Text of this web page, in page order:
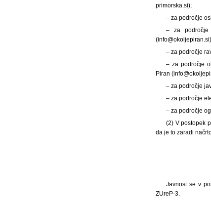
primorska.si);
– za področje
– za
– za področje
– za področje
Piran
– za področje
– za področje
– za področje
(2) V postopek
da je to zaradi
Javnost se v
ZUreP-3.